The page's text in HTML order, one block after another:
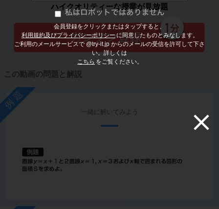
会員登録をクリックまたはタップすると、
利用規約及びプライバシーポリシー に同意したものとみなします。
ご利用のメールサービスで @try-it.jp からのメールの受信を許可して下さ
い。詳しくは
こちら をご覧ください。
ハイクオリティーな授業が見放題
この動画の問題と解説
例題
一緒に解いてみよう